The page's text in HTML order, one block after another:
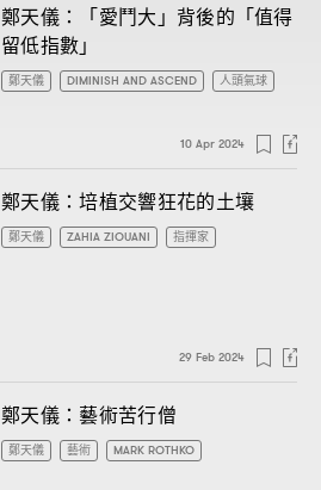
鄭天儀：
「愛鬥大」背後的「值得
留低指數」
鄭天儀 DIMINISH AND ASCEND 人頭氣球
10 Apr 2024
鄭天儀：培植交響狂花的土壤
鄭天儀 ZAHIA ZIOUANI 指揮家
29 Feb 2024
鄭天儀： 藝術苦行僧
鄭天儀 藝術 MARK ROTHKO